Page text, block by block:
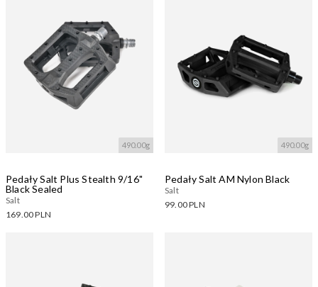
490.00g
Pedały Salt Plus Stealth 9/16"
Black Sealed
Salt
169.00 PLN
490.00g
Pedały Salt AM Nylon Black
Salt
99.00 PLN